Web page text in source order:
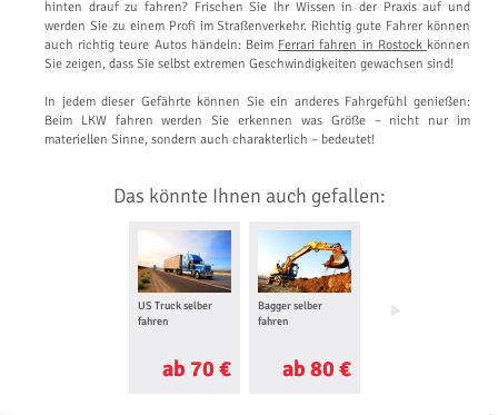
hinten drauf zu fahren? Frischen Sie Ihr Wissen in der Praxis auf und
werden Sie zu einem Profi im Straßenverkehr. Richtig gute Fahrer können
auch richtig teure Autos händeln: Beim Ferrari fahren in Rostock können
Sie zeigen, dass Sie selbst extremen Geschwindigkeiten gewachsen sind!
In jedem dieser Gefährte können Sie ein anderes Fahrgefühl genießen:
Beim LKW fahren werden Sie erkennen was Größe – nicht nur im
materiellen Sinne, sondern auch charakterlich – bedeutet!
Das könnte Ihnen auch gefallen:
US Truck selber
fahren
ab 70 €
Bagger selber
fahren
ab 80 €
Trabi fahren